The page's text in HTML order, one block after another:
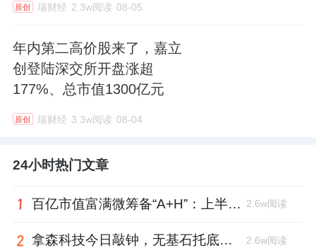
原创 瑞财经 2.3w阅读 08-05
年内第二高价股来了，嘉立
创登陆深交所开盘涨超
177%、总市值1300亿元
原创 瑞财经 3.3w阅读 08-04
24小时热门文章
百亿市值富满微筹备“A+H”：上半年净利大增353%，99年董秘、01年证代上位 2.6w阅读
拿森科技今日敲钟，无基石托底，上市市值超百亿 2.6w阅读